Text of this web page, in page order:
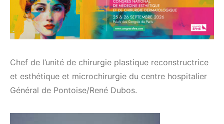
Chef de l’unité de chirurgie plastique reconstructrice
et esthétique et microchirurgie du centre hospitalier
Général de Pontoise/René Dubos.